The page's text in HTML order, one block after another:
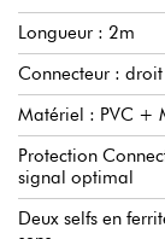
Longueur : 2m
Connecteur : droit
Matériel : PVC +
Protection
signal optimal
Deux selfs en